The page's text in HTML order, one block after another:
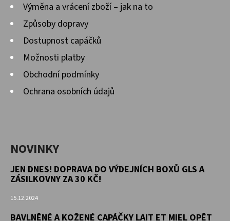
Výměna a vrácení zboží – jak na to
Způsoby dopravy
Dostupnost capáčků
Možnosti platby
Obchodní podmínky
Ochrana osobních údajů
NOVINKY
JEN DNES! DOPRAVA DO VÝDEJNÍCH BOXŮ GLS A
ZÁSILKOVNY ZA 30 KČ!
15.12.2024
BAVLNĚNÉ A KOŽENÉ CAPÁČKY LAIT ET MIEL OPĚT